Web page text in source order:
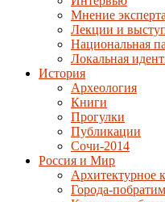
Мнение эксперта
Лекции и
Национальная
Локальная
История
Археология
Книги
Прогулки
Публикации
Сочи-2014
Россия и Мир
Архитектурное
Города-